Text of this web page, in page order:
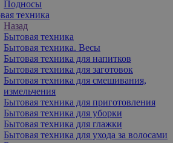
Подносы
техника
Назад
Бытовая техника
Бытовая техника. Весы
Бытовая техника для напитков
Бытовая техника для заготовок
Бытовая техника для смешивания,
измельчения
Бытовая техника для приготовления
Бытовая техника для уборки
Бытовая техника для глажки
Бытовая техника для ухода за волосами